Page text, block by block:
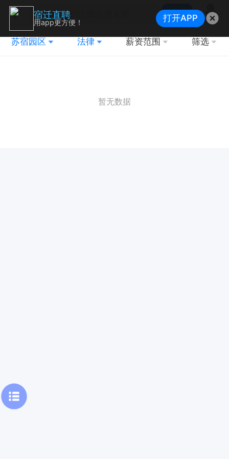
搜索
地图
苏宿园区 法律 薪资范围 筛选
暂无数据
宿迁直聘
用app更方便！ 打开APP